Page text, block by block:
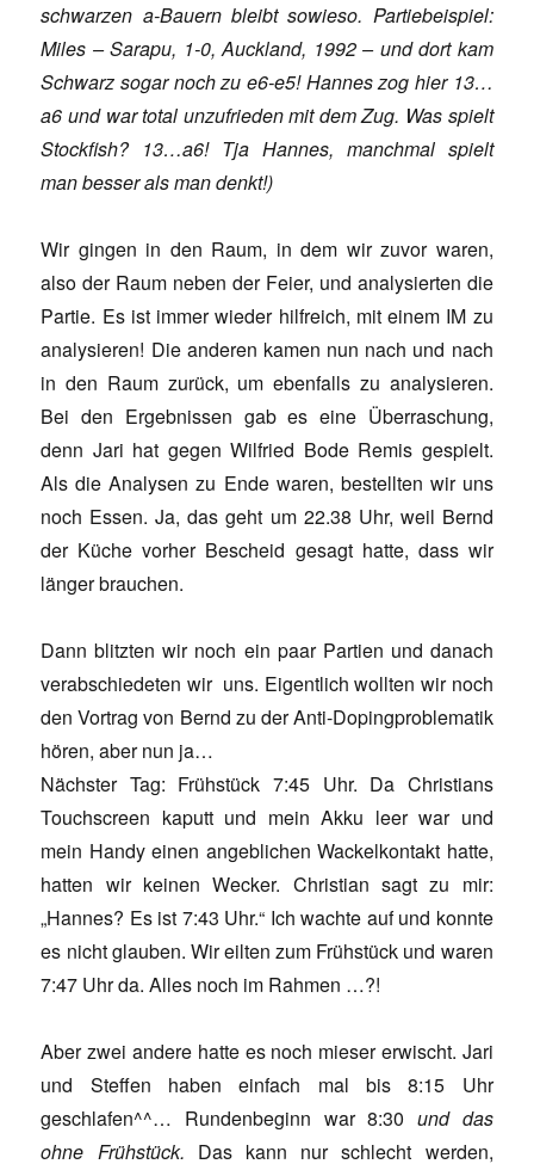
schwarzen a-Bauern bleibt sowieso. Partiebeispiel:
Miles – Sarapu, 1-0, Auckland, 1992 – und dort kam
Schwarz sogar noch zu e6-e5! Hannes zog hier 13…
a6 und war total unzufrieden mit dem Zug. Was spielt
Stockfish? 13…a6! Tja Hannes, manchmal spielt
man besser als man denkt!)
Wir gingen in den Raum, in dem wir zuvor waren,
also der Raum neben der Feier, und analysierten die
Partie. Es ist immer wieder hilfreich, mit einem IM zu
analysieren! Die anderen kamen nun nach und nach
in den Raum zurück, um ebenfalls zu analysieren.
Bei den Ergebnissen gab es eine Überraschung,
denn Jari hat gegen Wilfried Bode Remis gespielt.
Als die Analysen zu Ende waren, bestellten wir uns
noch Essen. Ja, das geht um 22.38 Uhr, weil Bernd
der Küche vorher Bescheid gesagt hatte, dass wir
länger brauchen.
Dann blitzten wir noch ein paar Partien und danach
verabschiedeten wir uns. Eigentlich wollten wir noch
den Vortrag von Bernd zu der Anti-Dopingproblematik
hören, aber nun ja…
Nächster Tag: Frühstück 7:45 Uhr. Da Christians
Touchscreen kaputt und mein Akku leer war und
mein Handy einen angeblichen Wackelkontakt hatte,
hatten wir keinen Wecker. Christian sagt zu mir:
„Hannes? Es ist 7:43 Uhr.“ Ich wachte auf und konnte
es nicht glauben. Wir eilten zum Frühstück und waren
7:47 Uhr da. Alles noch im Rahmen …?!
Aber zwei andere hatte es noch mieser erwischt. Jari
und Steffen haben einfach mal bis 8:15 Uhr
geschlafen^^… Rundenbeginn war 8:30 und das
ohne Frühstück. Das kann nur schlecht werden,